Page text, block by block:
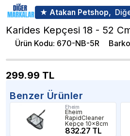
★ Atakan Petshop,
Karides Kepçesi 18 - 52
Ürün Kodu: 670-NB-5R
299.99 TL
Benzer Ürünler
Eheim
Eheim
RapidCleaner
Kepçe 10x8cm
832.27 TL